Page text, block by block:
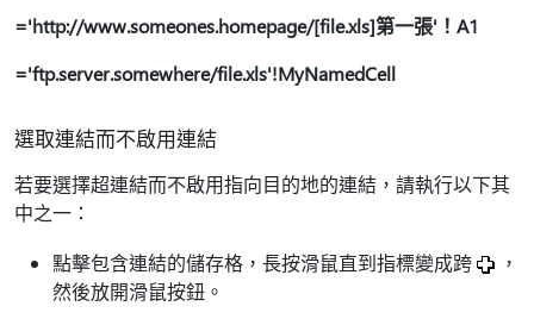
='http://www.someones.homepage/[file.xls]第一張'！A1
='ftp.server.somewhere/file.xls'!MyNamedCell
選取連結而不啟用連結
若要選擇超連結而不啟用指向目的地的連結，請執行以下其
中之一：
點擊包含連結的儲存格，長按滑鼠直到指標變成跨
，
然後放開滑鼠按鈕。